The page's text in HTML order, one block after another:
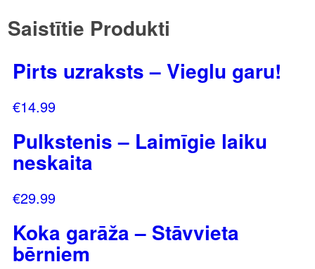
Saistītie Produkti
Pirts uzraksts – Vieglu garu!
€14.99
Pulkstenis – Laimīgie laiku
neskaita
€29.99
Koka garāža – Stāvvieta
bērniem